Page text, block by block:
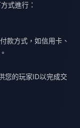
式進行：
款方式，如信用卡、
您的玩家ID以完成交